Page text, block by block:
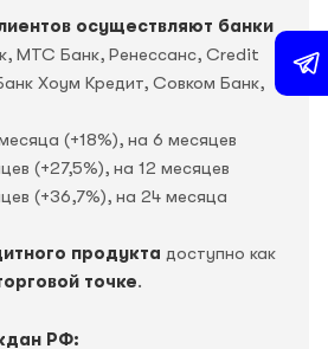
осуществляют банки
МТС Банк, Ренессанс, Credit
Хоум Кредит, Совком Банк,
(+18%), на 6 месяцев
(+27,5%), на 12 месяцев
(+36,7%), на 24 месяца
продукта доступно как
точке.
РФ: